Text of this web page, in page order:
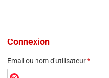
Connexion
Email ou nom d'utilisateur*